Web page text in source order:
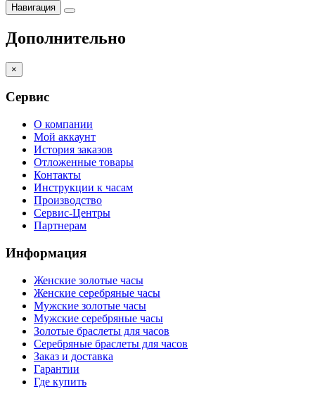
Навигация
Дополнительно
×
Сервис
О компании
Мой аккаунт
История заказов
Отложенные товары
Контакты
Инструкции к часам
Производство
Сервис-Центры
Партнерам
Информация
Женские золотые часы
Женские серебряные часы
Мужские золотые часы
Мужские серебряные часы
Золотые браслеты для часов
Серебряные браслеты для часов
Заказ и доставка
Гарантии
Где купить